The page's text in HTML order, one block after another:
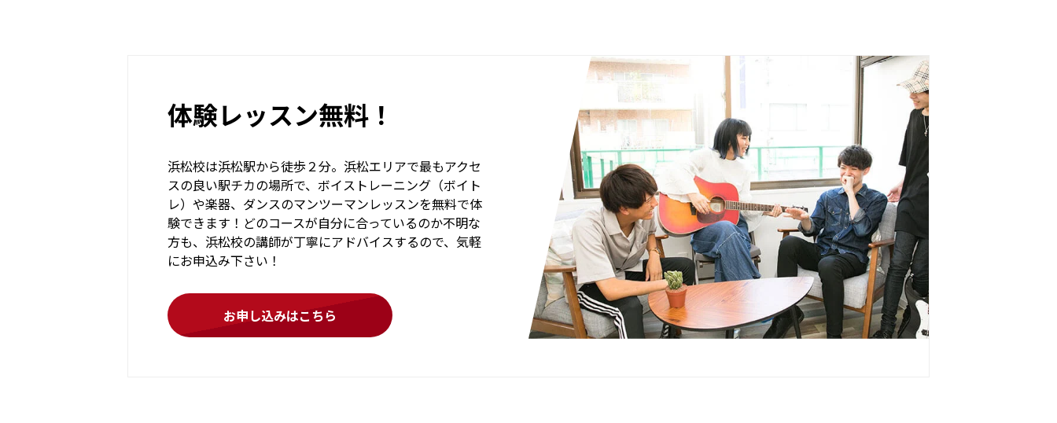
体験レッスン無料！
浜松校は浜松駅から徒歩２分。浜松エリアで最もアクセ
スの良い駅チカの場所で、ボイストレーニング（ボイト
レ）や楽器、ダンスのマンツーマンレッスンを無料で体
験できます！どのコースが自分に合っているのか不明な
方も、浜松校の講師が丁寧にアドバイスするので、気軽
にお申込み下さい！
お申し込みはこちら